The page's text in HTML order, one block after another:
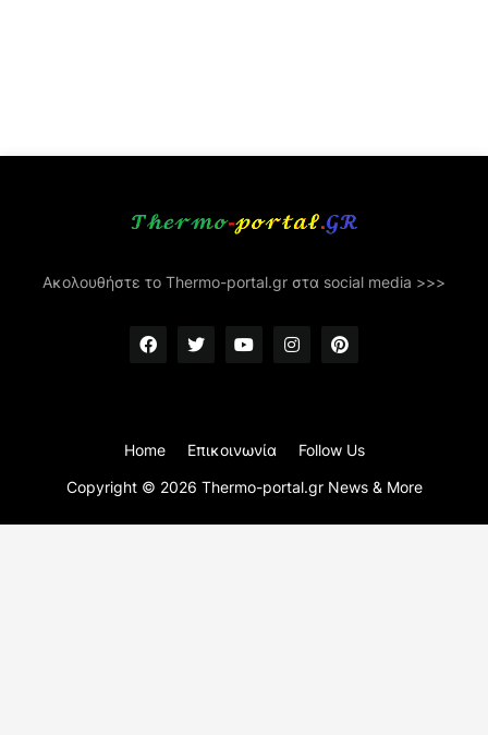
Ακολουθήστε το Thermo-portal.gr στα social media >>>
Copyright © 2026 Thermo-portal.gr News & More
Home Επικοινωνία Follow Us